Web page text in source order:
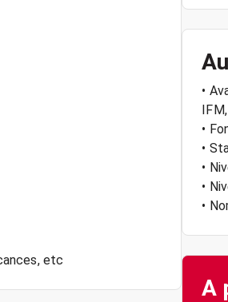
etc
•
•
•
•
•
•
A